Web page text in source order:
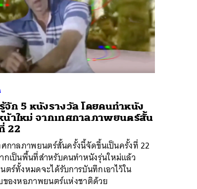
จัก 5 หนังรางวัล โดยคนทำหนัง
น้าใหม่ จากเทศกาลภาพยนตร์สั้น
22
ศกาลภาพยนตร์สั้นครั้งนี้จัดขึ้นเป็นครั้งที่ 22
กเป็นพื้นที่สำหรับคนทำหนังรุ่นใหม่แล้ว
ตร์ทั้งหมดจะได้รับการบันทึกเอาไว้ใน
ของหอภาพยนตร์แห่งชาติด้วย
TWEET LINE EMAIL